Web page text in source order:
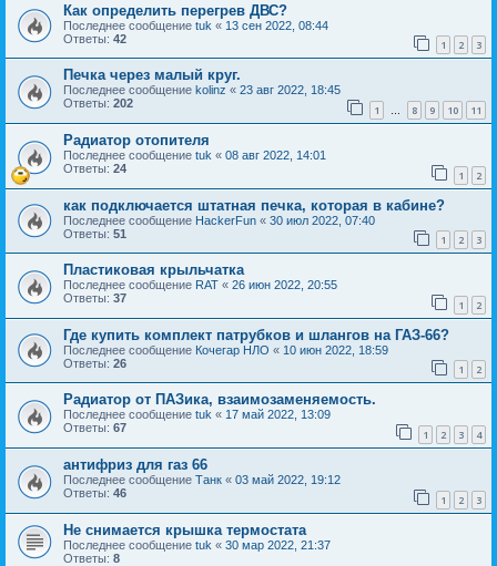
Как определить перегрев ДВС?
Последнее сообщение tuk « 13 сен 2022, 08:44
Ответы: 42 1 2 3
Печка через малый круг.
Последнее сообщение kolinz « 23 авг 2022, 18:45
Ответы: 202 1 … 8 9 10 11
Радиатор отопителя
Последнее сообщение tuk « 08 авг 2022, 14:01
Ответы: 24 1 2
как подключается штатная печка, которая в кабине?
Последнее сообщение HackerFun « 30 июл 2022, 07:40
Ответы: 51 1 2 3
Пластиковая крыльчатка
Последнее сообщение RAT « 26 июн 2022, 20:55
Ответы: 37 1 2
Где купить комплект патрубков и шлангов на ГАЗ-66?
Последнее сообщение Кочегар НЛО « 10 июн 2022, 18:59
Ответы: 26 1 2
Радиатор от ПАЗика, взаимозаменяемость.
Последнее сообщение tuk « 17 май 2022, 13:09
Ответы: 67 1 2 3 4
антифриз для газ 66
Последнее сообщение Танк « 03 май 2022, 19:12
Ответы: 46 1 2 3
Не снимается крышка термостата
Последнее сообщение tuk « 30 мар 2022, 21:37
Ответы: 8